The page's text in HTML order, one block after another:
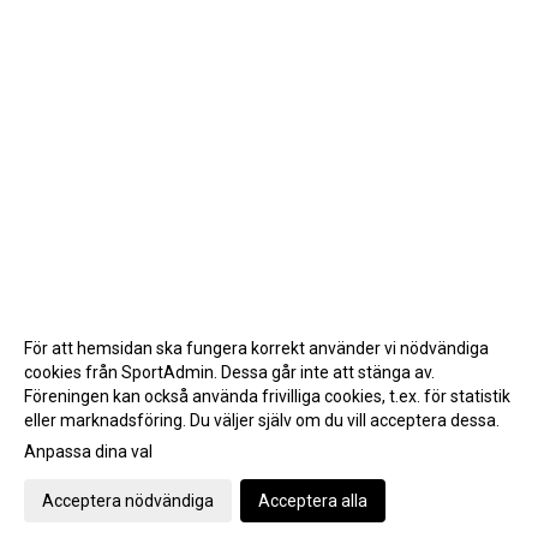
Gå till Webbversion
För att hemsidan ska fungera korrekt använder vi nödvändiga
cookies från SportAdmin. Dessa går inte att stänga av.
Föreningen kan också använda frivilliga cookies, t.ex. för statistik
eller marknadsföring. Du väljer själv om du vill acceptera dessa.
Anpassa dina val
Acceptera nödvändiga Acceptera alla